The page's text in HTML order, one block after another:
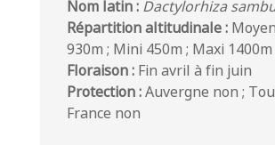
Nom latin : Dactylorhiza
Répartition altitudinale :
930m ; Mini 450m ; Maxi 1400m
Floraison :Fin avril à fin juin
Protection :Auvergne non ;
France non